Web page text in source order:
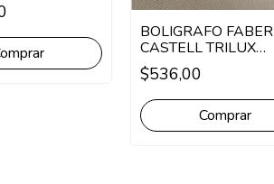
BOLIGRAFO FABER
CASTELL TRILUX
CRISTAL X UNIDAD
$536,00
Comprar